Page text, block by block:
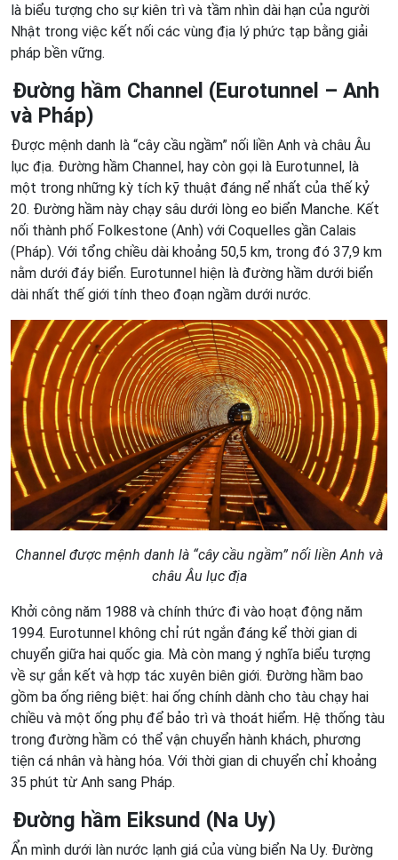
là biểu tượng cho sự kiên trì và tầm nhìn dài hạn của người
Nhật trong việc kết nối các vùng địa lý phức tạp bằng giải
pháp bền vững.
Đường hầm Channel (Eurotunnel – Anh
và Pháp)
Được mệnh danh là “cây cầu ngầm” nối liền Anh và châu Âu
lục địa. Đường hầm Channel, hay còn gọi là Eurotunnel, là
một trong những kỳ tích kỹ thuật đáng nể nhất của thế kỷ
20. Đường hầm này chạy sâu dưới lòng eo biển Manche. Kết
nối thành phố Folkestone (Anh) với Coquelles gần Calais
(Pháp). Với tổng chiều dài khoảng 50,5 km, trong đó 37,9 km
nằm dưới đáy biển. Eurotunnel hiện là đường hầm dưới biển
dài nhất thế giới tính theo đoạn ngầm dưới nước.
Channel được mệnh danh là “cây cầu ngầm” nối liền Anh và
châu Âu lục địa
Khởi công năm 1988 và chính thức đi vào hoạt động năm
1994. Eurotunnel không chỉ rút ngắn đáng kể thời gian di
chuyển giữa hai quốc gia. Mà còn mang ý nghĩa biểu tượng
về sự gắn kết và hợp tác xuyên biên giới. Đường hầm bao
gồm ba ống riêng biệt: hai ống chính dành cho tàu chạy hai
chiều và một ống phụ để bảo trì và thoát hiểm. Hệ thống tàu
trong đường hầm có thể vận chuyển hành khách, phương
tiện cá nhân và hàng hóa. Với thời gian di chuyển chỉ khoảng
35 phút từ Anh sang Pháp.
Đường hầm Eiksund (Na Uy)
Ẩn mình dưới làn nước lạnh giá của vùng biển Na Uy. Đường